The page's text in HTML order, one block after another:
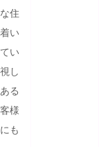
住
い
い
し
る
様
も